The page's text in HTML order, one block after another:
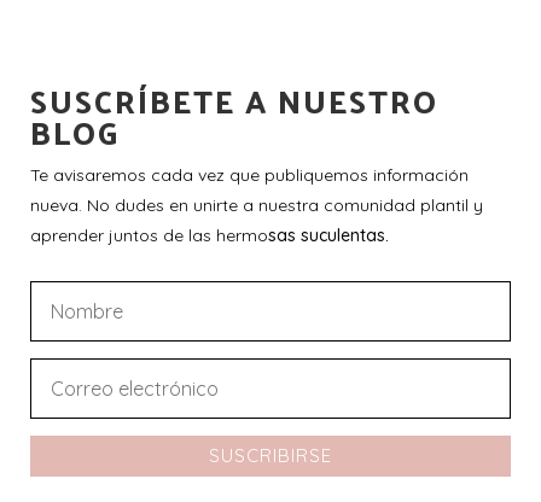
SUSCRÍBETE A NUESTRO
BLOG
Te avisaremos cada vez que publiquemos información
nueva. No dudes en unirte a nuestra comunidad plantil y
aprender juntos de las hermosas suculentas.
SUSCRIBIRSE